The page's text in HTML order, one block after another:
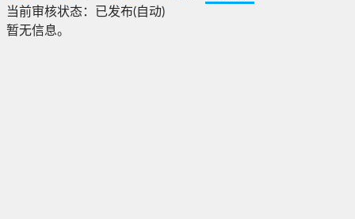
当前审核状态：
已发布(自动)
暂无信息。